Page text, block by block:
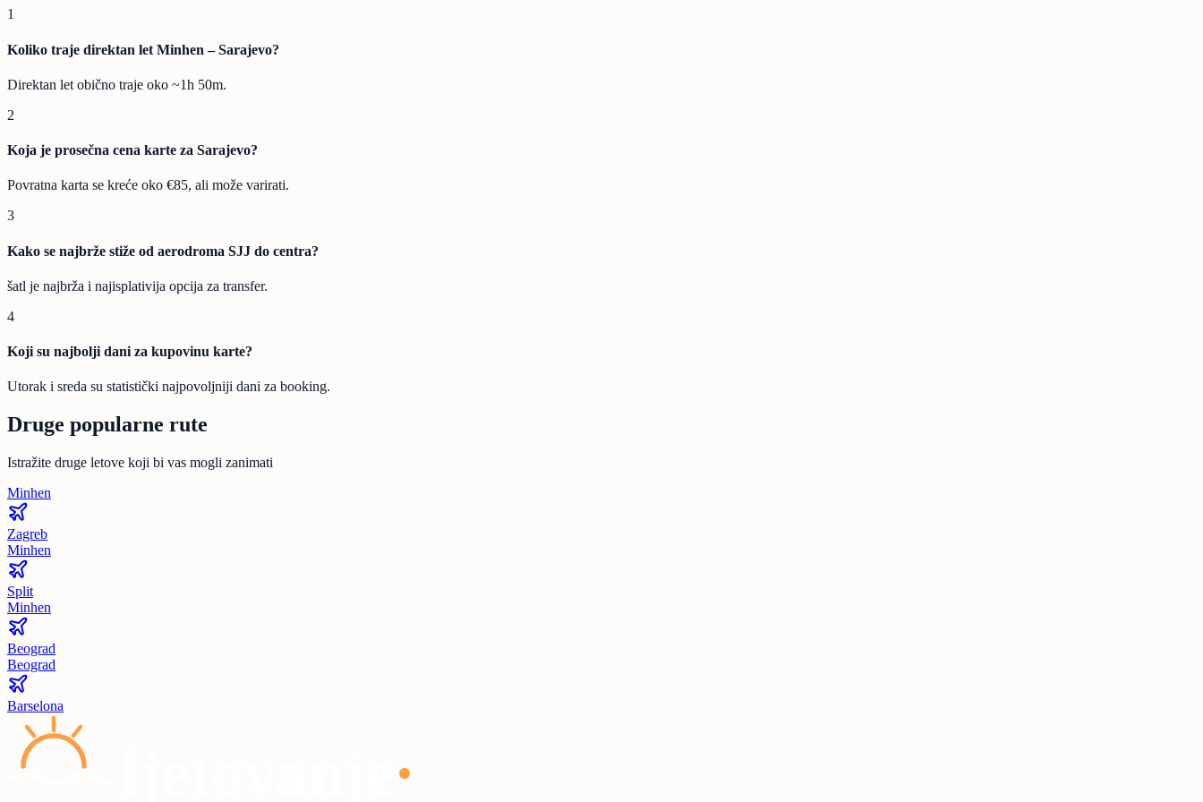
1
Koliko traje direktan let Minhen – Sarajevo?
Direktan let obično traje oko ~1h 50m.
2
Koja je prosečna cena karte za Sarajevo?
Povratna karta se kreće oko €85, ali može varirati.
3
Kako se najbrže stiže od aerodroma SJJ do centra?
šatl je najbrža i najisplativija opcija za transfer.
4
Koji su najbolji dani za kupovinu karte?
Utorak i sreda su statistički najpovoljniji dani za booking.
Druge popularne rute
Istražite druge letove koji bi vas mogli zanimati
Minhen
Zagreb
Minhen
Split
Minhen
Beograd
Beograd
Barselona